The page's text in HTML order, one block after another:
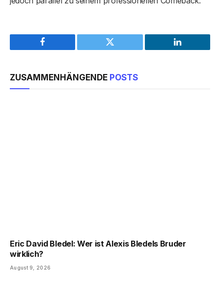
Facebook Twitter LinkedIn
ZUSAMMENHÄNGENDE POSTS
Eric David Bledel: Wer ist Alexis Bledels Bruder
wirklich?
August 9, 2026